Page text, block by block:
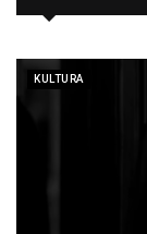
KULTURA